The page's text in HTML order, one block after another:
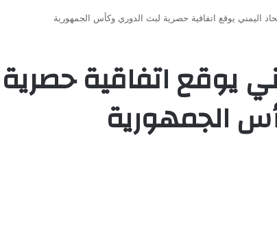
اليمني يوقع اتفاقية حصرية لبث الدوري وكأس الجمهورية
يوقع اتفاقية
الجمهورية